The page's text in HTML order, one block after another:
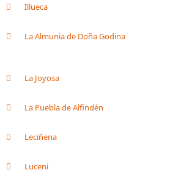
Illueca
La Almunia de Doña Godina
La Joyosa
La Puebla de Alfindén
Leciñena
Luceni